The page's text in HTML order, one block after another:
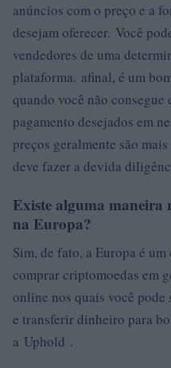
anúncios com o preço e a
desejam oferecer. Você
vendedores de uma
plataforma. afinal, é um
quando você não consegue
pagamento desejados em
preços geralmente são
deve fazer a devida
Existe alguma
na Europa?
Sim, de fato, a Europa é
comprar criptomoedas em
online nos quais você
e transferir dinheiro para
a Uphold .